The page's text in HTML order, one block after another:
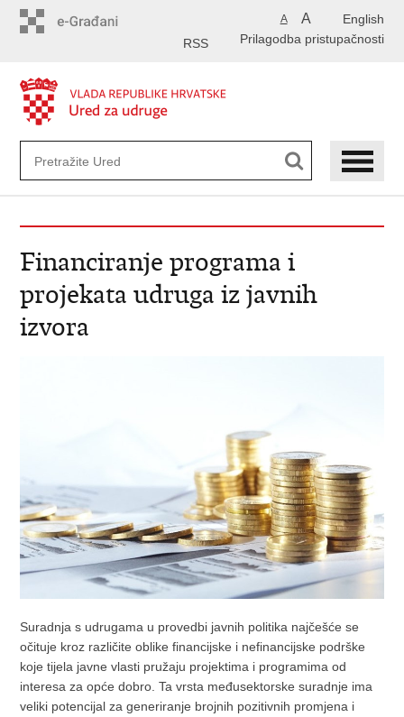
English
A A
Prilagodba pristupačnosti
RSS
Financiranje programa i
projekata udruga iz javnih
izvora
Suradnja s udrugama u provedbi javnih politika najčešće se
očituje kroz različite oblike financijske i nefinancijske podrške
koje tijela javne vlasti pružaju projektima i programima od
interesa za opće dobro. Ta vrsta međusektorske suradnje ima
veliki potencijal za generiranje brojnih pozitivnih promjena i